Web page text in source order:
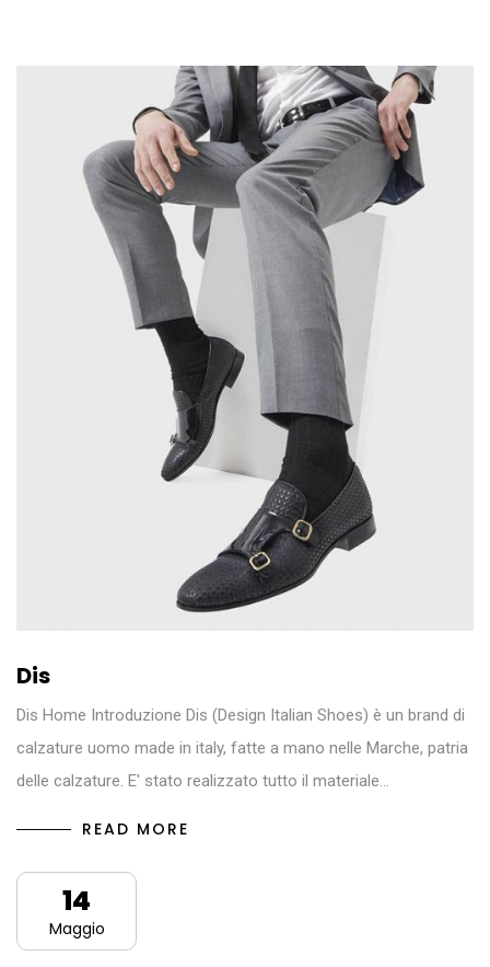
Dis
Dis Home Introduzione Dis (Design Italian Shoes) è un brand di
calzature uomo made in italy, fatte a mano nelle Marche, patria
delle calzature. E' stato realizzato tutto il materiale…
READ MORE
14
Maggio